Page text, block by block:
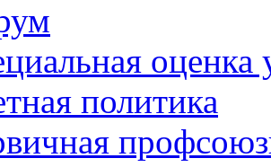
оценка
политика